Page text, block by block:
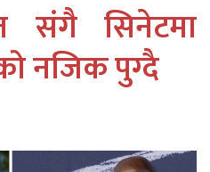
संगै सिनेटमा
नजिक पुग्दै